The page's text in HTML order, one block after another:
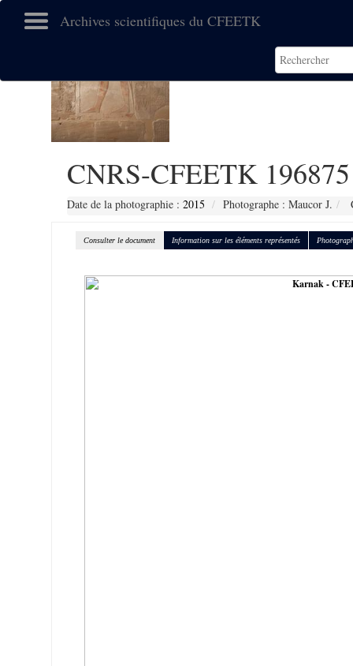
Archives scientifiques du CFEETK
CNRS-CFEETK 196875
Date de la photographie : 2015 Photographe : Maucor J.
Consulter le document Information sur les éléments représentés